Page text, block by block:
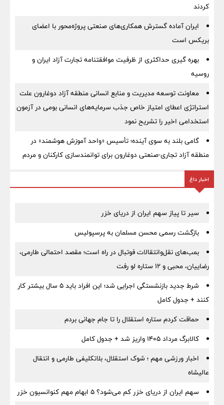
کردند
ایران آماده گسترش همکاری‌های صنعتی پروژه‌محور با اعضای
بریکس است
بهره گیری حداکثری از ظرفیت موافقتنامه تجارت آزاد ایران و
روسیه
معاونت توسعه مدیریت و منابع انسانی منطقه آزاد دوغارون علت
استراتژی اعطای امتیاز خاص جذب سرمایه‌های انسانی بومی در آزمون
استخدامی اخیر را تشریح نمود
گامی بلند به سوی آینده؛ تأسیس «واحد آموزش هوشمند» در
منطقه آزاد تجاری-صنعتی دوغارون برای توانمندسازی کارکنان و مردم
اخبار داغ
سیر تا پیاز سهم ایران از دریای خزر
بازگشت رسمی محسن مسلمان به پرسپولیس
بمب‌های نقل‌وانتقالات فوتبال در راه است؛ مقصد احتمالی طارمی،
رضاییان، محبی و ۱۲ ستاره لو رفت
شرط جدید بازنشستگی اجرایی شد؛ این افراد باید ۵ سال بیشتر کار
کنند + جدول کامل
حماقت کردم ستاره استقلال را تا جام جهانی بردم
کالابرگ مرداد ۱۴۰۵ واریز شد + جدول کامل
اخبار ورزشی مهم ؛ شوک استقلال، بلاتکلیفی طارمی و انتقال
عالیشاه
سهم ایران از دریای خزر کم می‌شود؟ ۵ ابهام مهم کنوانسیون خزر